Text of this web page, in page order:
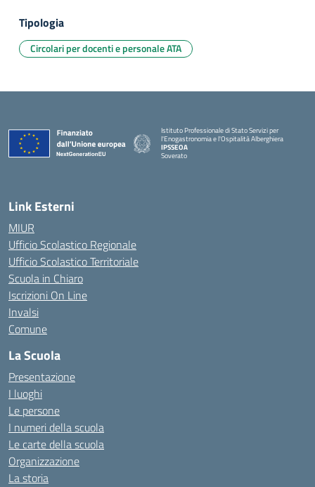
Tipologia
Circolari per docenti e personale ATA
Istituto Professionale di Stato Servizi per
l'Enogastronomia e l'Ospitalità Alberghiera
IPSSEOA
Soverato
Link Esterni
MIUR
Ufficio Scolastico Regionale
Ufficio Scolastico Territoriale
Scuola in Chiaro
Iscrizioni On Line
Invalsi
Comune
La Scuola
Presentazione
I luoghi
Le persone
I numeri della scuola
Le carte della scuola
Organizzazione
La storia